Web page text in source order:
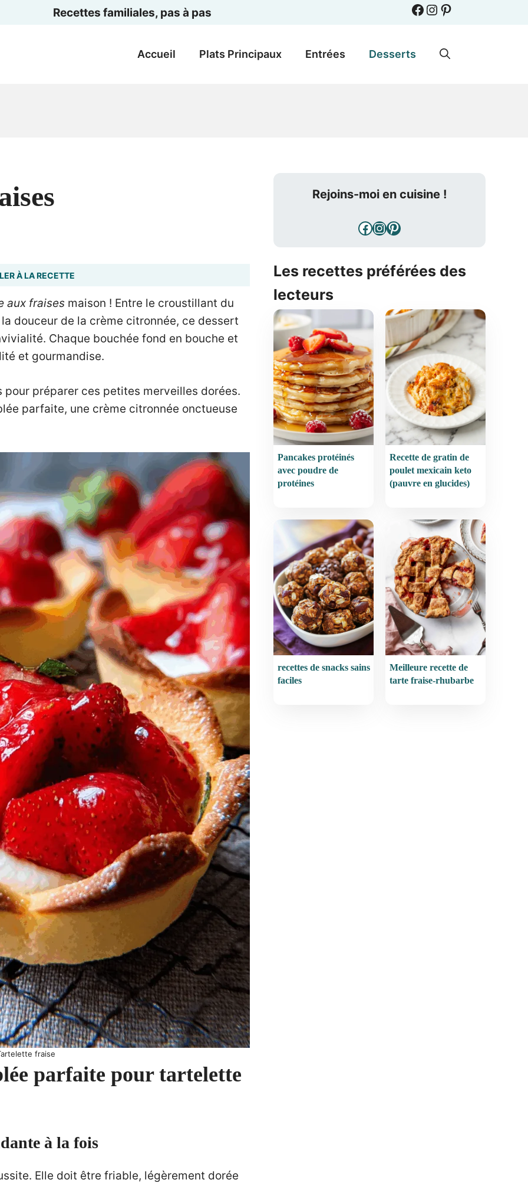
Recettes familiales, pas à pas Facebook
Instagram
Pinterest
Accueil Plats Principaux Entrées Desserts
À LA RECETTE
aux fraises maison ! Entre le croustillant du
douceur de la crème citronnée, ce dessert
Chaque bouchée fond en bouche et
et gourmandise.
préparer ces petites merveilles dorées.
parfaite, une crème citronnée onctueuse
fraise
parfaite pour tartelette
à la fois
Elle doit être friable, légèrement dorée
Rejoins-moi en cuisine !
Facebook
Instagram
Pinterest
Les recettes préférées des
lecteurs
Pancakes protéinés
avec poudre de
protéines
Recette de gratin de
poulet mexicain keto
(pauvre en glucides)
recettes de snacks sains
faciles
Meilleure recette de
tarte fraise-rhubarbe